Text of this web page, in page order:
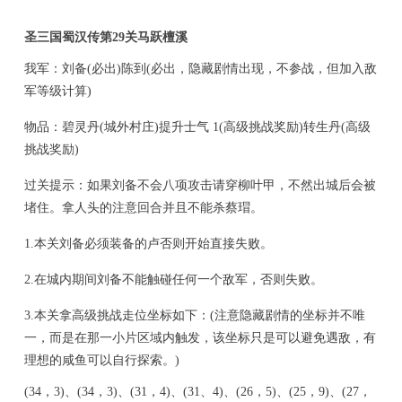
圣三国蜀汉传第29关马跃檀溪
我军：刘备(必出)陈到(必出，隐藏剧情出现，不参战，但加入敌
军等级计算)
物品：碧灵丹(城外村庄)提升士气 1(高级挑战奖励)转生丹(高级
挑战奖励)
过关提示：如果刘备不会八项攻击请穿柳叶甲，不然出城后会被
堵住。拿人头的注意回合并且不能杀蔡瑁。
1.本关刘备必须装备的卢否则开始直接失败。
2.在城内期间刘备不能触碰任何一个敌军，否则失败。
3.本关拿高级挑战走位坐标如下：(注意隐藏剧情的坐标并不唯
一，而是在那一小片区域内触发，该坐标只是可以避免遇敌，有
理想的咸鱼可以自行探索。)
(34，3)、(34，3)、(31，4)、(31、4)、(26，5)、(25，9)、(27，